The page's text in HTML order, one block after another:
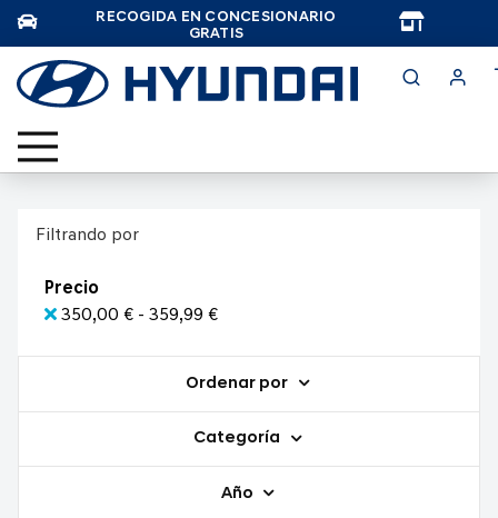
RECOGIDA EN CONCESIONARIO
GRATIS
Filtrando por
Precio
350,00 € - 359,99 €
Ordenar por
Categoría
Año